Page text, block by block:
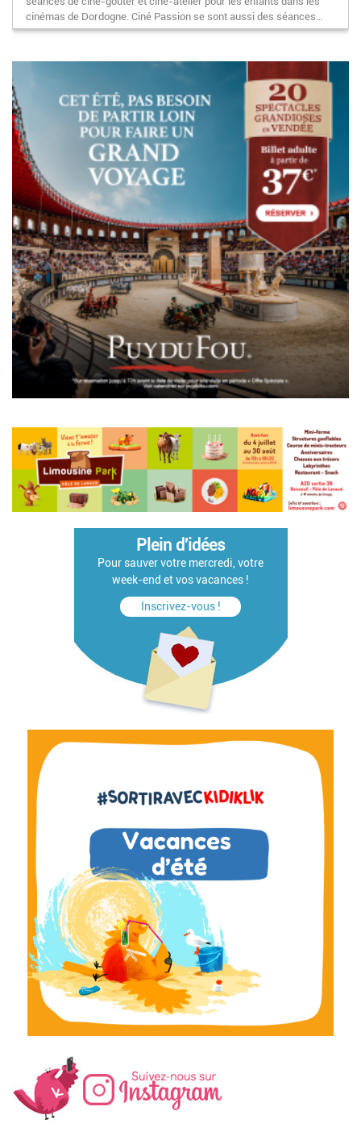
cinémas de Dordogne. Ciné Passion se sont aussi des séances…
Plein d'idées
Pour sauver votre mercredi, votre
week-end et vos vacances !
Inscrivez-vous !